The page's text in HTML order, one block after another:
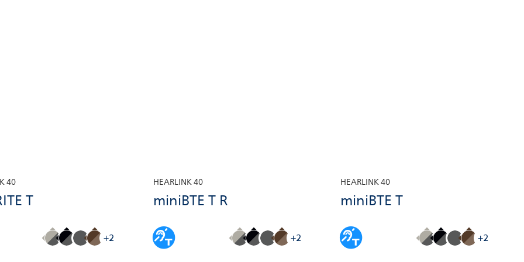
40
T
+2
HEARLINK 40
miniBTE T R
+2
HEARLINK 40
miniBTE T
+2